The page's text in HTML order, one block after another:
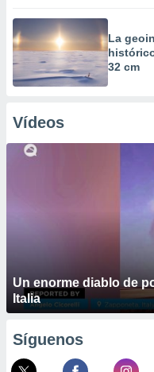
La
32 cm
Vídeos
Un enorme diablo de
Italia
Síguenos